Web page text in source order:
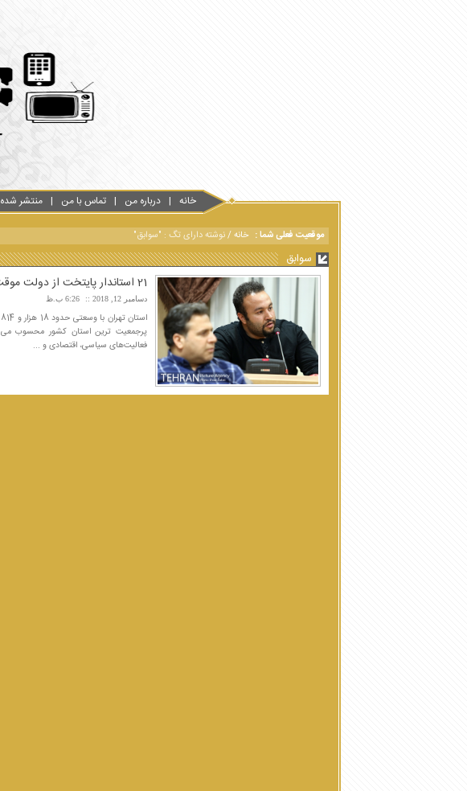
خانه درباره من تماس با من منتشر
موقعیت فعلی شما : خانه/نوشته دارای تگ : "سوابق"
سوابق
21 استاندار پایتخت از دولت موقت تا امروز
دسامبر 12, 2018 6:26 ب.ظ
پرجمعیت ترین استان کشور محسوب
فعالیت‌های سیاسی، اقتصادی و ...